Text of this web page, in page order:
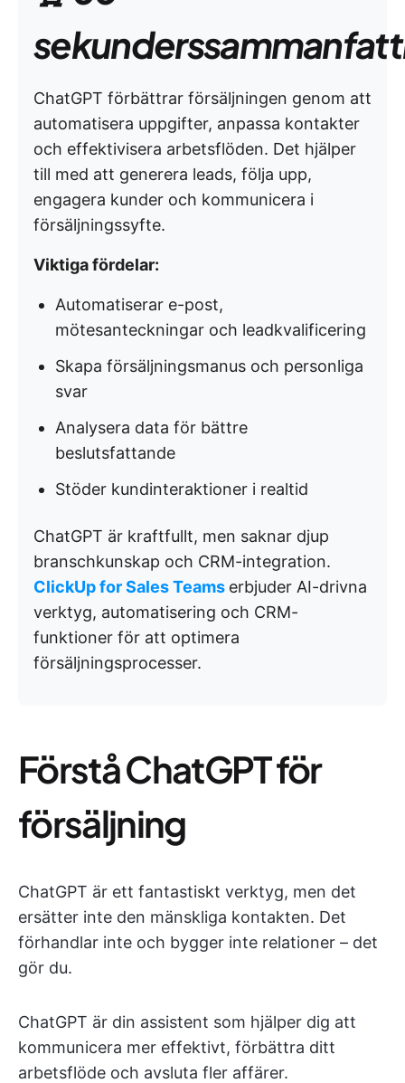
ChatGPT förbättrar försäljningen genom att
automatisera uppgifter, anpassa kontakter
och effektivisera arbetsflöden. Det hjälper
till med att generera leads, följa upp,
engagera kunder och kommunicera i
försäljningssyfte.
Viktiga fördelar:
Automatiserar e-post,
mötesanteckningar och leadkvalificering
Skapa försäljningsmanus och personliga
svar
Analysera data för bättre
beslutsfattande
Stöder kundinteraktioner i realtid
ChatGPT är kraftfullt, men saknar djup
branschkunskap och CRM-integration.
ClickUp for Sales Teams erbjuder AI-drivna
verktyg, automatisering och CRM-
funktioner för att optimera
försäljningsprocesser.
Förstå ChatGPT för
försäljning
ChatGPT är ett fantastiskt verktyg, men det
ersätter inte den mänskliga kontakten. Det
förhandlar inte och bygger inte relationer – det
gör du.
ChatGPT är din assistent som hjälper dig att
kommunicera mer effektivt, förbättra ditt
arbetsflöde och avsluta fler affärer.